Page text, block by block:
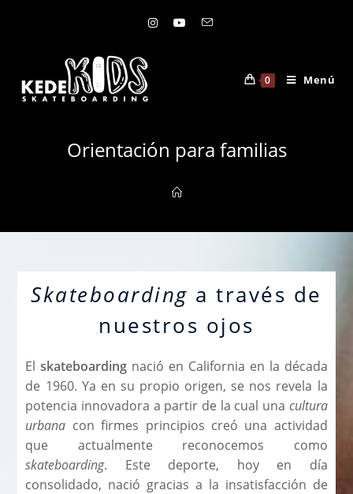
0 Menú
Orientación para familias
Skateboarding a través de
nuestros ojos
Elskateboarding nació en California en la década
de 1960. Ya en su propio origen, se nos revela la
potencia innovadora a partir de la cual una cultura
urbana con firmes principios creó una actividad
que actualmente reconocemos como
skateboarding. Este deporte, hoy en día
consolidado, nació gracias a la insatisfacción de